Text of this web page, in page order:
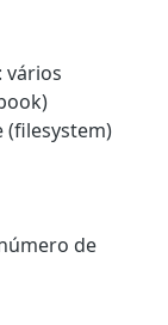
vários
(filesystem)
de